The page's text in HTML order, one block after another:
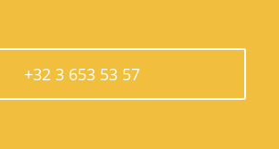
+32 3 653 53 57